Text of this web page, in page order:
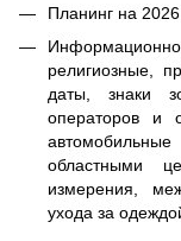
Планинг на 2026
религиозные,
даты, знаки
операторов и
областными
измерения,
ухода за